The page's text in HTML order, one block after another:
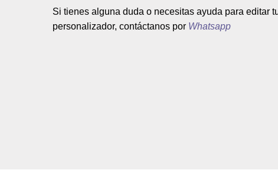
Si tienes alguna duda o necesitas ayuda para editar
personalizador, contáctanos por Whatsapp